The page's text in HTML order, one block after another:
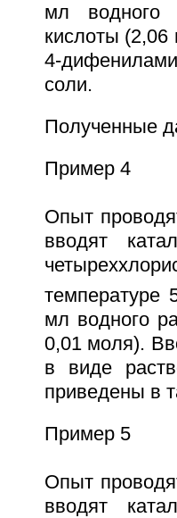
мл водного
кислоты
4-
соли.
Полученные
Пример 4
Опыт
вводят
температуре
мл водного
0,01 моля).
в виде
приведены в
Пример 5
Опыт
вводят